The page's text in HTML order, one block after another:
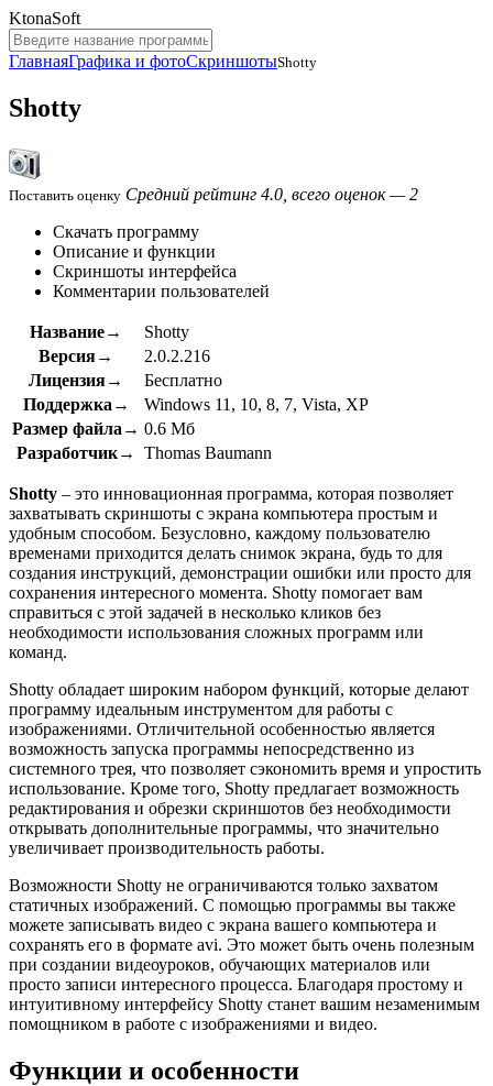
KtonaSoft
ГлавнаяГрафика и фотоСкриншотыShotty
Shotty
Поставить оценку Средний рейтинг 4.0, всего оценок — 2
Скачать программу
Описание и функции
Скриншоты интерфейса
Комментарии пользователей
Название→
Shotty
Версия→
2.0.2.216
Лицензия→
Бесплатно
Поддержка→
Windows 11, 10, 8, 7, Vista, XP
Размер файла→ 0.6 Мб
Разработчик→
Thomas Baumann
Shotty – это инновационная программа, которая позволяет
захватывать скриншоты с экрана компьютера простым и
удобным способом. Безусловно, каждому пользователю
временами приходится делать снимок экрана, будь то для
создания инструкций, демонстрации ошибки или просто для
сохранения интересного момента. Shotty помогает вам
справиться с этой задачей в несколько кликов без
необходимости использования сложных программ или
команд.
Shotty обладает широким набором функций, которые делают
программу идеальным инструментом для работы с
изображениями. Отличительной особенностью является
возможность запуска программы непосредственно из
системного трея, что позволяет сэкономить время и упростить
использование. Кроме того, Shotty предлагает возможность
редактирования и обрезки скриншотов без необходимости
открывать дополнительные программы, что значительно
увеличивает производительность работы.
Возможности Shotty не ограничиваются только захватом
статичных изображений. С помощью программы вы также
можете записывать видео с экрана вашего компьютера и
сохранять его в формате avi. Это может быть очень полезным
при создании видеоуроков, обучающих материалов или
просто записи интересного процесса. Благодаря простому и
интуитивному интерфейсу Shotty станет вашим незаменимым
помощником в работе с изображениями и видео.
Функции и особенности